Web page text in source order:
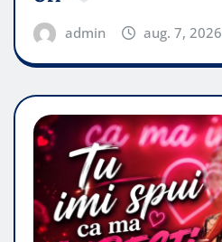
admin aug. 7, 2026